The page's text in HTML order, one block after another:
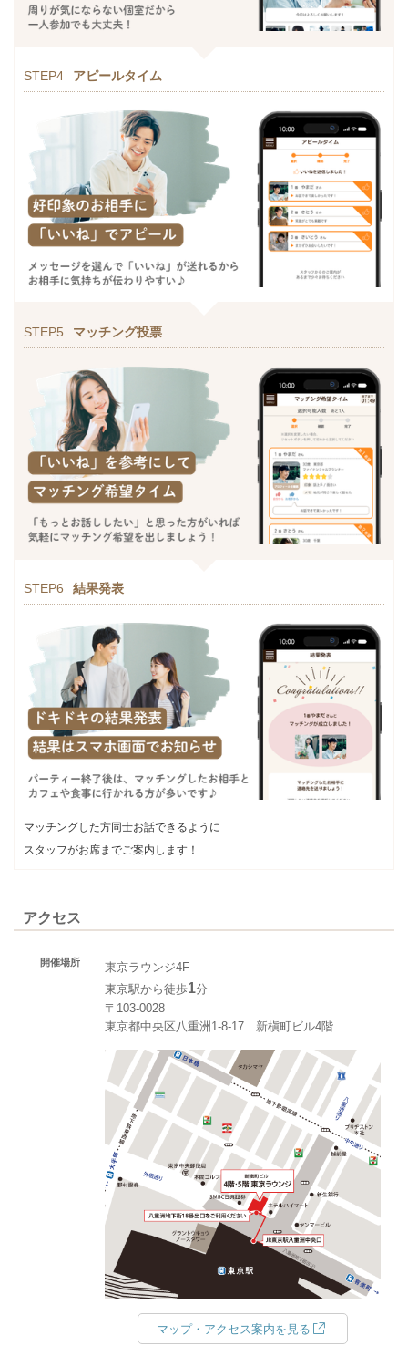
STEP4 アピールタイム
STEP5 マッチング投票
STEP6 結果発表
マッチングした方同士お話できるように
スタッフがお席までご案内します！
アクセス
開催場所
東京ラウンジ4F
東京駅から徒歩1分
〒103-0028
東京都中央区八重洲1-8-17 新槇町ビル4階
マップ・アクセス案内を見る